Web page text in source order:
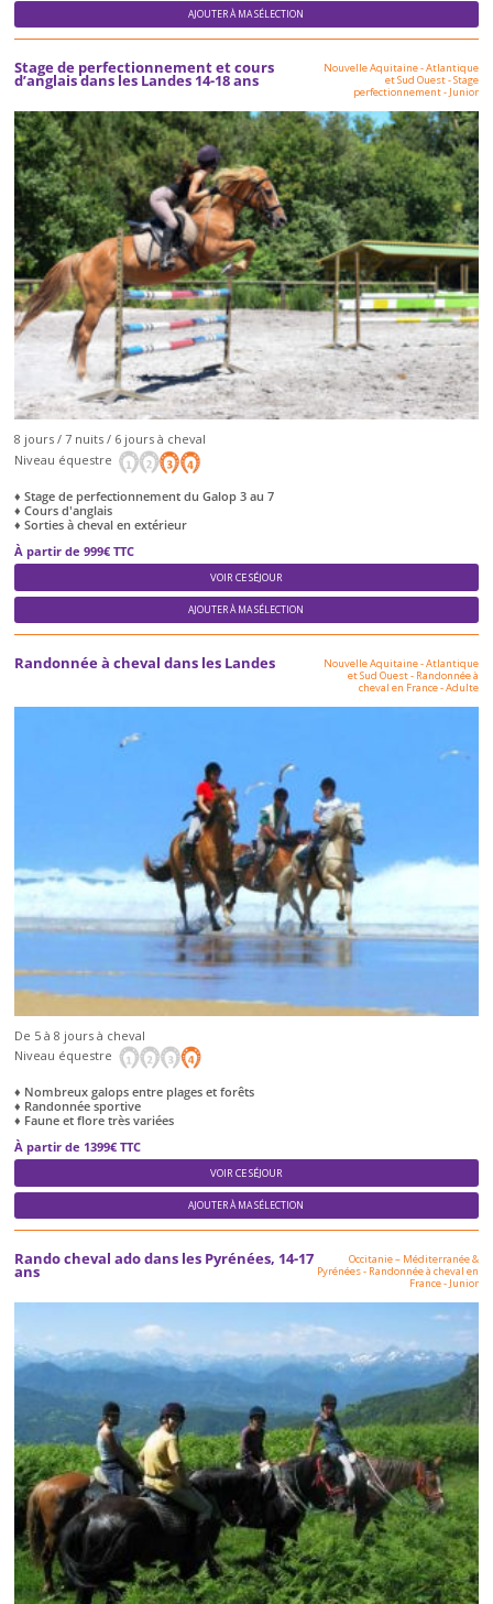
AJOUTER À MA SÉLECTION
Stage de perfectionnement et cours
d’anglais dans les Landes 14-18 ans
Nouvelle Aquitaine - Atlantique
et Sud Ouest-Stage
perfectionnement- Junior
8 jours / 7 nuits / 6 jours à cheval
Niveau équestre
♦ Stage de perfectionnement du Galop 3 au 7
♦ Cours d'anglais
♦ Sorties à cheval en extérieur
À partir de 999€ TTC
VOIR CE SÉJOUR
AJOUTER À MA SÉLECTION
Randonnée à cheval dans les Landes
Nouvelle Aquitaine - Atlantique
et Sud Ouest- Randonnée à
cheval en France-Adulte
De 5 à 8 jours à cheval
Niveau équestre
♦ Nombreux galops entre plages et forêts
♦ Randonnée sportive
♦ Faune et flore très variées
À partir de 1399€ TTC
VOIR CE SÉJOUR
AJOUTER À MA SÉLECTION
Rando cheval ado dans les Pyrénées, 14-17
ans
Occitanie – Méditerranée &
Pyrénées- Randonnée à cheval en
France- Junior